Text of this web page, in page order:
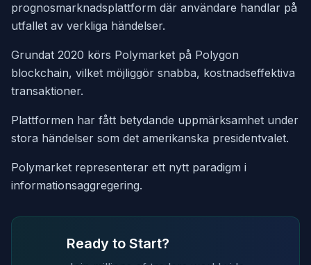
prognosmarknadsplattform där användare handlar på
utfallet av verkliga händelser.
Grundat 2020 körs Polymarket på Polygon
blockchain, vilket möjliggör snabba, kostnadseffektiva
transaktioner.
Plattformen har fått betydande uppmärksamhet under
stora händelser som det amerikanska presidentvalet.
Polymarket representerar ett nytt paradigm i
informationsaggregering.
Ready to Start?